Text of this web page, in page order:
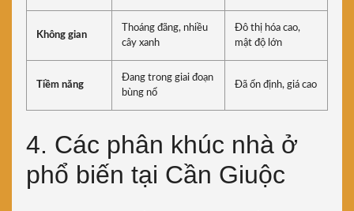
Không gian
Thoáng đãng, nhiều
cây xanh
Đô thị hóa cao,
mật độ lớn
Tiềm năng
Đang trong giai đoạn
bùng nổ
Đã ổn định, giá cao
4. Các phân khúc nhà ở
phổ biến tại Cần Giuộc